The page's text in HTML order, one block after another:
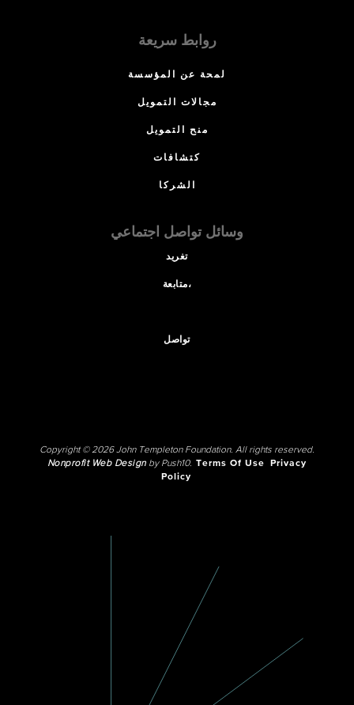
روابط سريعة
لمحة عن المؤسسة
مجالات التمويل
منح التمويل
كتشافات
الشركا
وسائل تواصل اجتماعي
تغريد
متابعة،
تواصل
Copyright © 2026 John Templeton Foundation. All rights reserved.
Nonprofit Web Designby Push10. Terms Of Use
Privacy
Policy